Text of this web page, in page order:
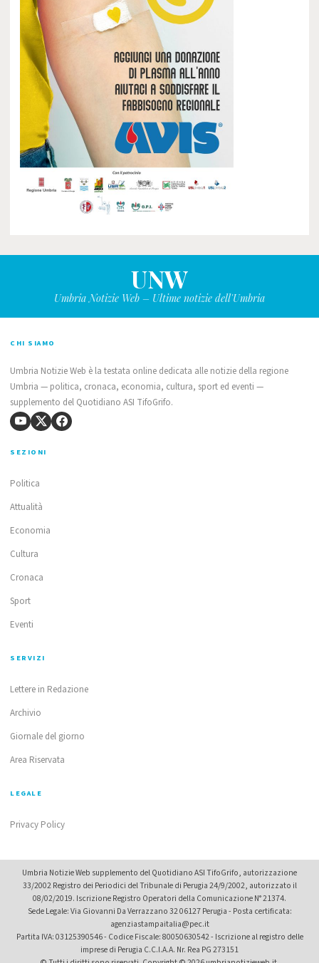
UNW
Umbria Notizie Web – Ultime notizie dell'Umbria
CHI SIAMO
Umbria Notizie Web è la testata online dedicata alle notizie della regione
Umbria — politica, cronaca, economia, cultura, sport ed eventi —
supplemento del Quotidiano ASI TifoGrifo.
SEZIONI
Politica
Attualità
Economia
Cultura
Cronaca
Sport
Eventi
SERVIZI
Lettere in Redazione
Archivio
Giornale del giorno
Area Riservata
LEGALE
Privacy Policy
Umbria Notizie Web supplemento del Quotidiano ASI TifoGrifo, autorizzazione
33/2002 Registro dei Periodici del Tribunale di Perugia 24/9/2002, autorizzato il
08/02/2019. Iscrizione Registro Operatori della Comunicazione N° 21374.
Sede Legale: Via Giovanni Da Verrazzano 32 06127 Perugia - Posta certificata:
agenziastampaitalia@pec.it
Partita IVA: 03125390546 - Codice Fiscale: 80050630542 - Iscrizione al registro delle
imprese di Perugia C.C.I.A.A. Nr. Rea PG 273151